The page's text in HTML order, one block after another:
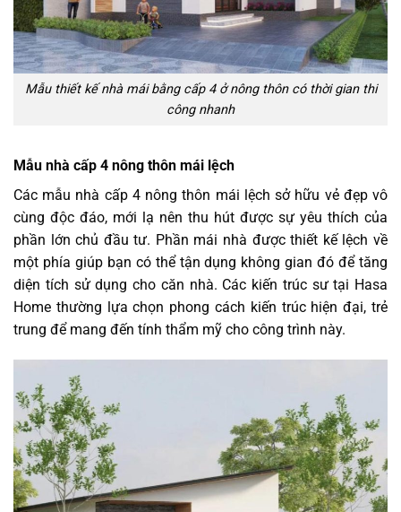
Mẫu thiết kế nhà mái bằng cấp 4 ở nông thôn có thời gian thi
công nhanh
Mẫu nhà cấp 4 nông thôn mái lệch
Các mẫu nhà cấp 4 nông thôn mái lệch sở hữu vẻ đẹp vô
cùng độc đáo, mới lạ nên thu hút được sự yêu thích của
phần lớn chủ đầu tư. Phần mái nhà được thiết kế lệch về
một phía giúp bạn có thể tận dụng không gian đó để tăng
diện tích sử dụng cho căn nhà. Các kiến trúc sư tại Hasa
Home thường lựa chọn phong cách kiến trúc hiện đại, trẻ
trung để mang đến tính thẩm mỹ cho công trình này.